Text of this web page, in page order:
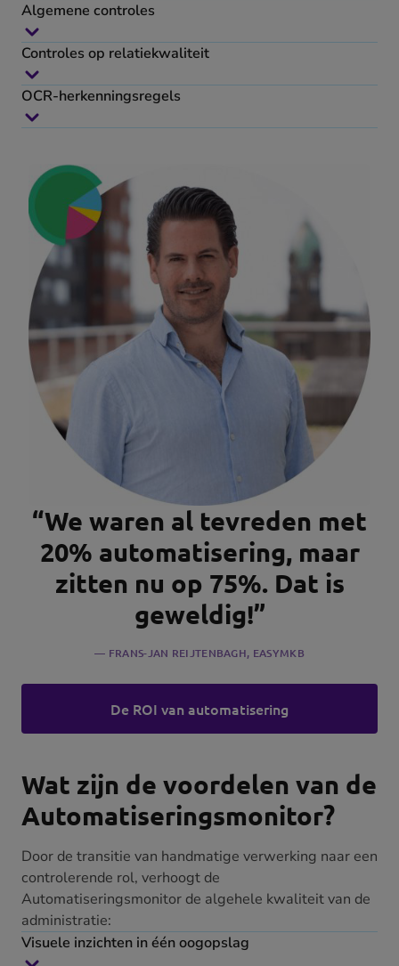
Algemene controles
Controles op relatiekwaliteit
OCR-herkenningsregels
“We waren al tevreden met
20% automatisering, maar
zitten nu op 75%. Dat is
geweldig!”
FRANS-JAN REIJTENBAGH, EASYMKB
De ROI van automatisering
Wat zijn de voordelen van de
Automatiseringsmonitor?
Door de transitie van handmatige verwerking naar een
controlerende rol, verhoogt de
Automatiseringsmonitor de algehele kwaliteit van de
administratie:
Visuele inzichten in één oogopslag